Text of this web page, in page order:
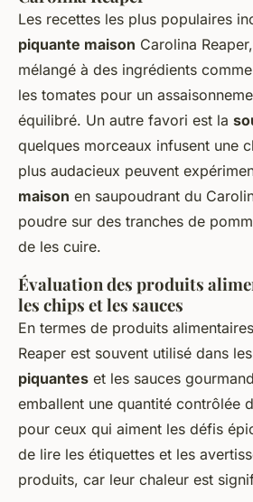
Les recettes les plus populaires
piquante maison Carolina
mélangé à des ingrédients
les tomates pour un
équilibré. Un autre favori est la
quelques morceaux infusent une
plus audacieux peuvent
maison en saupoudrant du
poudre sur des tranches de
de les cuire.
Évaluation des produits
les chips et les sauces
En termes de produits
Reaper est souvent utilisé dans les
piquantes et les sauces
emballent une quantité contrôlée
pour ceux qui aiment les défis
de lire les étiquettes et les
produits, car leur chaleur est